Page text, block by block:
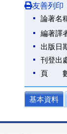
友善列印
論著名
編著譯
出版日
刊登出
頁 數
基本資料